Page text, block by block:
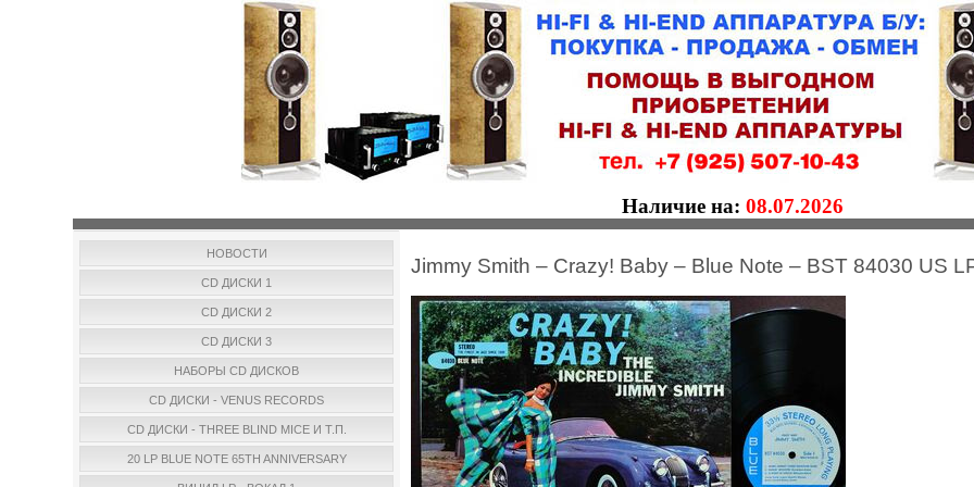
Наличие на: 08.07.2026
НОВОСТИ
CD ДИСКИ 1
CD ДИСКИ 2
CD ДИСКИ 3
НАБОРЫ CD ДИСКОВ
CD ДИСКИ - VENUS RECORDS
CD ДИСКИ - THREE BLIND MICE И Т.П.
20 LP BLUE NOTE 65TH ANNIVERSARY
Jimmy Smith – Crazy! Baby – Blue Note – BST 84030 US